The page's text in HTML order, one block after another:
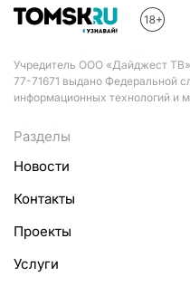
Учредитель ООО «Дайджест
77-71671 выдано Федеральной
информационных технологий и
Разделы
Новости
Контакты
Проекты
Услуги